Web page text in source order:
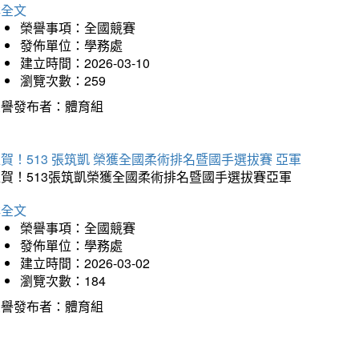
文
榮譽事項：全國競賽
發佈單位：學務處
建立時間：2026-03-10
瀏覽次數：259
發布者：體育組
！513 張筑凱 榮獲全國柔術排名暨國手選拔賽 亞軍
！513張筑凱榮獲全國柔術排名暨國手選拔賽亞軍
文
榮譽事項：全國競賽
發佈單位：學務處
建立時間：2026-03-02
瀏覽次數：184
發布者：體育組